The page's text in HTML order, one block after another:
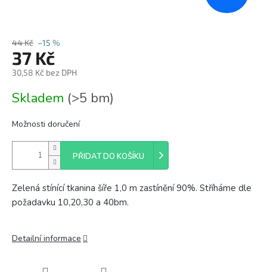
44 Kč –15 %
37 Kč
30,58 Kč bez DPH
cena:
Skladem (>5 bm)
Možnosti doručení
PŘIDAT DO KOŠÍKU
Zelená stínící tkanina šíře 1,0 m zastínění 90%. Stříháme dle
požadavku 10,20,30 a 40bm.
Detailní informace